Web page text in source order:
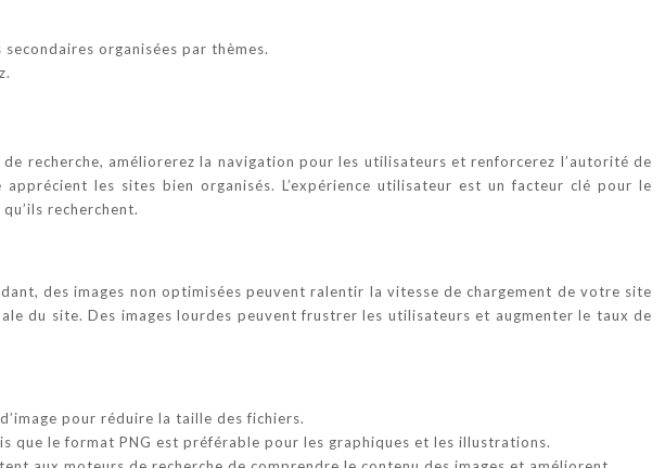
organisées par thèmes.
recherche, améliorerez la navigation pour les utilisateurs et renforcerez l’autorité de
les sites bien organisés. L’expérience utilisateur est un facteur clé pour le
recherchent.
des images non optimisées peuvent ralentir la vitesse de chargement de votre site
du site. Des images lourdes peuvent frustrer les utilisateurs et augmenter le taux de
pour réduire la taille des fichiers.
que le format PNG est préférable pour les graphiques et les illustrations.